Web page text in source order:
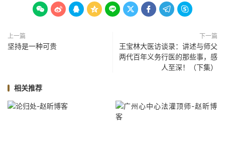
        
上一篇
坚持是一种可贵
下一篇
王宝林大医访谈录：讲述与师父
两代百年义务行医的那些事，感
人至深！（下集）
相关推荐